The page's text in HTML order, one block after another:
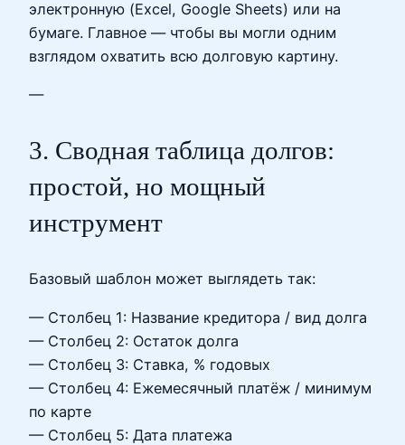
электронную (Excel, Google Sheets) или на
бумаге. Главное — чтобы вы могли одним
взглядом охватить всю долговую картину.
—
3. Сводная таблица долгов:
простой, но мощный
инструмент
Базовый шаблон может выглядеть так:
— Столбец 1: Название кредитора / вид долга
— Столбец 2: Остаток долга
— Столбец 3: Ставка, % годовых
— Столбец 4: Ежемесячный платёж / минимум
по карте
— Столбец 5: Дата платежа